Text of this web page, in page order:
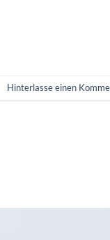
Hinterlasse einen